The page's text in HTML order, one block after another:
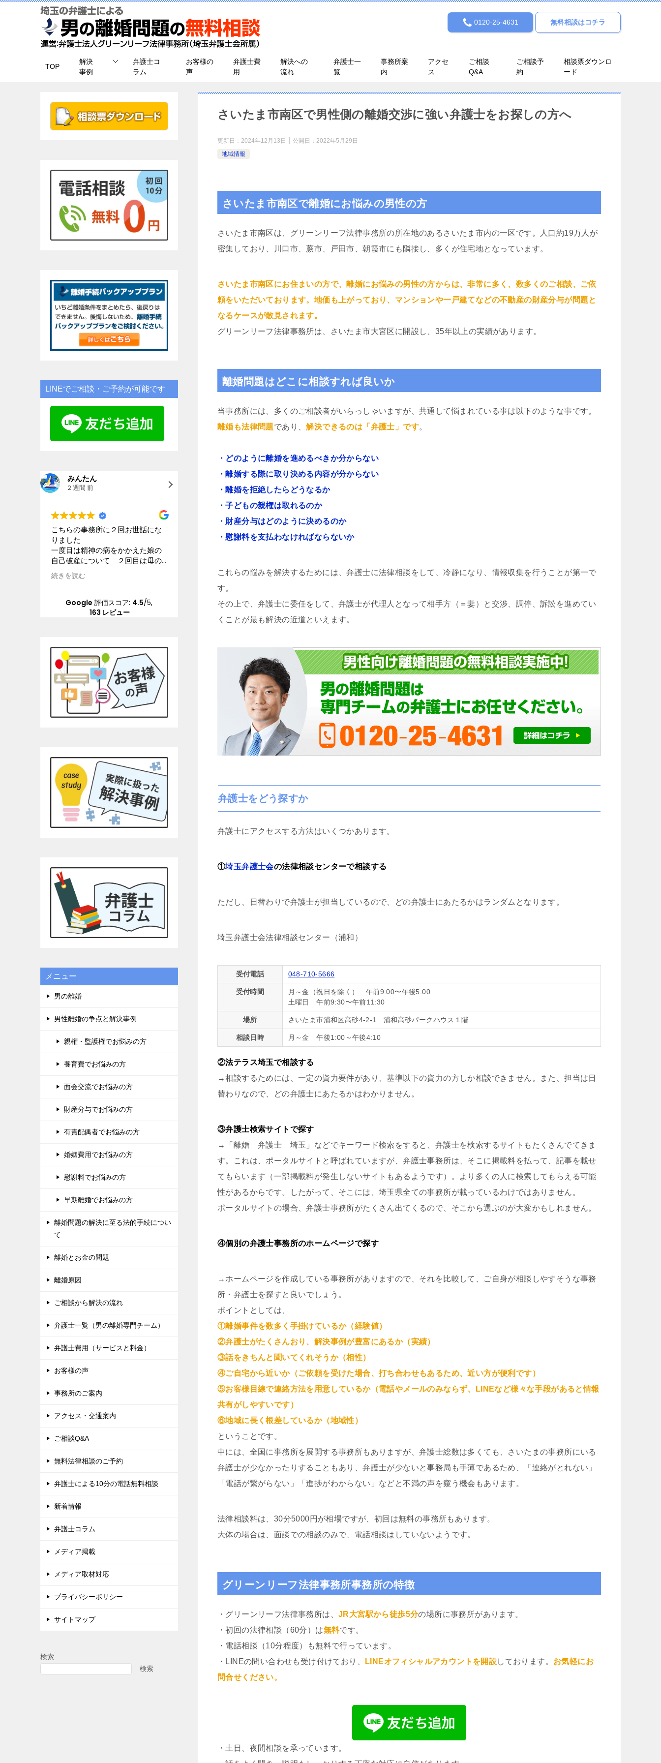
0120-25-4631 無料相談はコチラ
TOP
解決
事例
弁護士コ
ラム
お客様の
声
弁護士費
用
解決への
流れ
弁護士一
覧
事務所案
内
アクセ
ス
ご相談
Q&A
ご相談予
約
相談票ダウンロ
ード
さいたま市南区で男性側の離婚交渉に強い弁護士をお探しの方へ
更新日： 2024年12月13日 公開日： 2022年5月29日
地域情報
さいたま市南区で離婚にお悩みの男性の方
さいたま市南区は、グリーンリーフ法律事務所の所在地のあるさいたま市内の一区です。人口約19万人が
密集しており、川口市、蕨市、戸田市、朝霞市にも隣接し、多くが住宅地となっています。
さいたま市南区にお住まいの方で、離婚にお悩みの男性の方からは、非常に多く、数多くのご相談、ご依
頼をいただいております。地価も上がっており、マンションや一戸建てなどの不動産の財産分与が問題と
なるケースが散見されます。
グリーンリーフ法律事務所は、さいたま市大宮区に開設し、35年以上の実績があります。
離婚問題はどこに相談すれば良いか
当事務所には、多くのご相談者がいらっしゃいますが、共通して悩まれている事は以下のような事です。
離婚も法律問題であり、解決できるのは「弁護士」です。
・どのように離婚を進めるべきか分からない
・離婚する際に取り決める内容が分からない
・離婚を拒絶したらどうなるか
・子どもの親権は取れるのか
・財産分与はどのように決めるのか
・慰謝料を支払わなければならないか
これらの悩みを解決するためには、弁護士に法律相談をして、冷静になり、情報収集を行うことが第一で
す。
その上で、弁護士に委任をして、弁護士が代理人となって相手方（＝妻）と交渉、調停、訴訟を進めてい
くことが最も解決の近道といえます。
弁護士をどう探すか
弁護士にアクセスする方法はいくつかあります。
①埼玉弁護士会の法律相談センターで相談する
ただし、日替わりで弁護士が担当しているので、どの弁護士にあたるかはランダムとなります。
埼玉弁護士会法律相談センター（浦和）
受付電話 048-710-5666
受付時間
月～金（祝日を除く） 午前9:00〜午後5:00
土曜日 午前9:30〜午前11:30
場所 さいたま市浦和区高砂4-2-1 浦和高砂パークハウス１階
相談日時 月～金 午後1:00～午後4:10
②法テラス埼玉で相談する
→相談するためには、一定の資力要件があり、基準以下の資力の方しか相談できません。また、担当は日
替わりなので、どの弁護士にあたるかはわかりません。
③弁護士検索サイトで探す
→「離婚 弁護士 埼玉」などでキーワード検索をすると、弁護士を検索するサイトもたくさんでてきま
す。これは、ポータルサイトと呼ばれていますが、弁護士事務所は、そこに掲載料を払って、記事を載せ
てもらいます（一部掲載料が発生しないサイトもあるようです）。より多くの人に検索してもらえる可能
性があるからです。したがって、そこには、埼玉県全ての事務所が載っているわけではありません。
ポータルサイトの場合、弁護士事務所がたくさん出てくるので、そこから選ぶのが大変かもしれません。
④個別の弁護士事務所のホームページで探す
→ホームページを作成している事務所がありますので、それを比較して、ご自身が相談しやすそうな事務
所・弁護士を探すと良いでしょう。
ポイントとしては、
①離婚事件を数多く手掛けているか（経験値）
②弁護士がたくさんおり、解決事例が豊富にあるか（実績）
③話をきちんと聞いてくれそうか（相性）
④ご自宅から近いか（ご依頼を受けた場合、打ち合わせもあるため、近い方が便利です）
⑤お客様目線で連絡方法を用意しているか（電話やメールのみならず、LINEなど様々な手段があると情報
共有がしやすいです）
⑥地域に長く根差しているか（地域性）
ということです。
中には、全国に事務所を展開する事務所もありますが、弁護士総数は多くても、さいたまの事務所にいる
弁護士が少なかったりすることもあり、弁護士が少ないと事務局も手薄であるため、「連絡がとれない」
「電話が繋がらない」「進捗がわからない」などと不満の声を窺う機会もあります。
法律相談料は、30分5000円が相場ですが、初回は無料の事務所もあります。
大体の場合は、面談での相談のみで、電話相談はしていないようです。
グリーンリーフ法律事務所事務所の特徴
・グリーンリーフ法律事務所は、 JR大宮駅から徒歩5分の場所に事務所があります。
・初回の法律相談（60分）は無料です。
・電話相談（10分程度）も無料で行っています。
・LINEの問い合わせも受け付けており、
LINEオフィシャルアカウントを開設しております。 お気軽にお
問合せください。
・土日、夜間相談を承っています。
LINEでご相談・ご予約が可能です
みんたん
2 週間 前
こちらの事務所に２回お世話にな
りました
一度目は精神の病をかかえた娘の
自己破産について ２回目は母の
交通事故の賠償請求について こ
ちらの状況を理解してくださる配
話になりました 大変な問題を精
神的負担も軽くしていただき乗り
続きを読む
google ok
2 週間 前
離婚及び婚姻費用、養育費、不倫
ます。大宮駅前から少し歩いた大
な受付担当はとても良いです。自
分の担当をしてもらった弁護士さ
ポンスは良いですが、沢山掛け持
と人が変わった様に別人になりま
す。あまり機嫌悪そうなら、ヤオ
コーの安いかりん糖か、栄養ドリ
ンク1本あげれば優しくなりま
す！！そして、夫の不倫、不定行
為については、証拠のハードルが
高いのできちんと用意もしくは、
YouTubeで｢ダンベルHERO｣を見
るとわかりやすいです。感情論は
有効ではなく完全なる証拠一択
と、弁護士の力量によると思いま
利です。チャットGPやGemini使
って文字起こしを私は勧めます。
額に対して今回の結果は私にとっ
自分でも勉強する必要はありま
す。弁護士に丸投げはできないで
ドルが高いと断念せず、精神、不
一度相談をするべきです。人生は
一度きりです。丁か半かの勝負に
栗弁護士に丸投げでよいです(笑)
他の弁護士事務所もいくつか当た
りましたが、コネがない方は探す
テクニックが必要なので、事務所
のアンケートではなくここに書か
せて頂きました。皆様の参考にな
れば幸いです。よければGood ボ
タンを押して上にあげてもらっ
て、沢山の女性に見てもらいたい
です。宜しくお願い致します。
続きを読む
ri
になりました。丁寧かつ迅速に対
れるのも便利でした。ありがとう
続きを読む
傷が激しく、理解力が低下してい
ましたが、私はこの制度がどうも
い」と判断して下さり、渋る会社
側とも粘り強く交渉して下さり、
損害賠償金も会社側の提示よりも
申先生、遠藤先生には本当に感謝
しております。
労災でお困りの方にはぜひ
グリーンリーフ法律事務所をお勧
めします。
続きを読む
Google 評価スコア: 4.5/5,
163 レビュー
メニュー
男の離婚
男性離婚の争点と解決事例
親権・監護権でお悩みの方
養育費でお悩みの方
面会交流でお悩みの方
財産分与でお悩みの方
有責配偶者でお悩みの方
婚姻費用でお悩みの方
慰謝料でお悩みの方
早期離婚でお悩みの方
離婚問題の解決に至る法的手続につい
て
離婚とお金の問題
離婚原因
ご相談から解決の流れ
弁護士一覧（男の離婚専門チーム）
弁護士費用（サービスと料金）
お客様の声
事務所のご案内
アクセス・交通案内
ご相談Q&A
無料法律相談のご予約
弁護士による10分の電話無料相談
新着情報
弁護士コラム
メディア掲載
メディア取材対応
プライバシーポリシー
サイトマップ
検索
検索